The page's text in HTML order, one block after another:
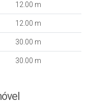
12.00 m
12.00 m
30.00 m
30.00 m